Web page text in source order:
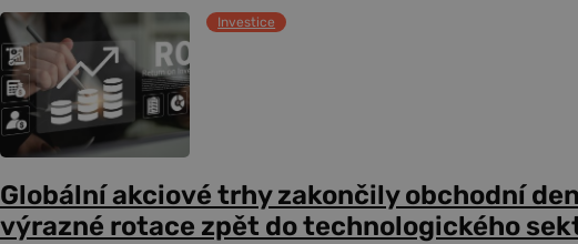
Investice
Globální akciové trhy zakončily obchodní
výrazné rotace zpět do technologického